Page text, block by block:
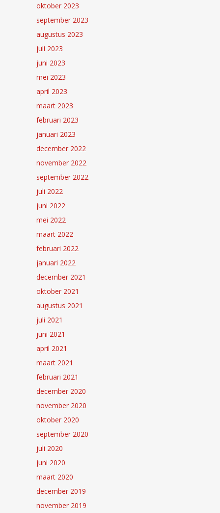
oktober 2023
september 2023
augustus 2023
juli 2023
juni 2023
mei 2023
april 2023
maart 2023
februari 2023
januari 2023
december 2022
november 2022
september 2022
juli 2022
juni 2022
mei 2022
maart 2022
februari 2022
januari 2022
december 2021
oktober 2021
augustus 2021
juli 2021
juni 2021
april 2021
maart 2021
februari 2021
december 2020
november 2020
oktober 2020
september 2020
juli 2020
juni 2020
maart 2020
december 2019
november 2019